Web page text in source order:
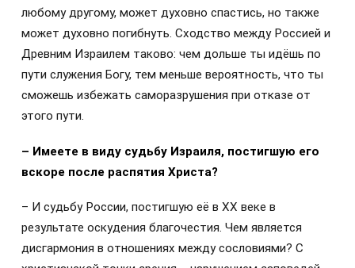
любому другому, может духовно спастись, но также
может духовно погибнуть. Сходство между Россией и
Древним Израилем таково: чем дольше ты идёшь по
пути служения Богу, тем меньше вероятность, что ты
сможешь избежать саморазрушения при отказе от
этого пути.
– Имеете в виду судьбу Израиля, постигшую его
вскоре после распятия Христа?
– И судьбу России, постигшую её в XX веке в
результате оскудения благочестия. Чем является
дисгармония в отношениях между сословиями? С